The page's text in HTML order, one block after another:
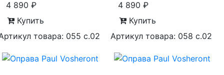
4 890 ₽
Купить
товара: 055 с.02
4 890 ₽
Купить
Артикул товара: 058 с.02